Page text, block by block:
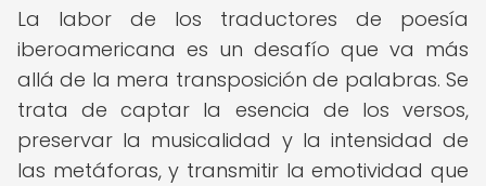
La labor de los traductores de poesía
iberoamericana es un desafío que va más
allá de la mera transposición de palabras. Se
trata de captar la esencia de los versos,
preservar la musicalidad y la intensidad de
las metáforas, y transmitir la emotividad que